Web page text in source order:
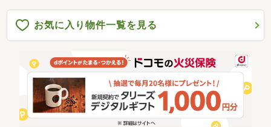
お気に入り物件一覧を見る